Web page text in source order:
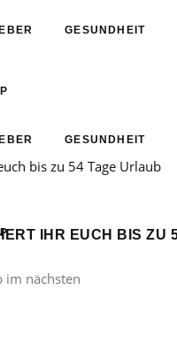
GESUNDHEIT
GESUNDHEIT
IHR EUCH BIS ZU
im nächsten